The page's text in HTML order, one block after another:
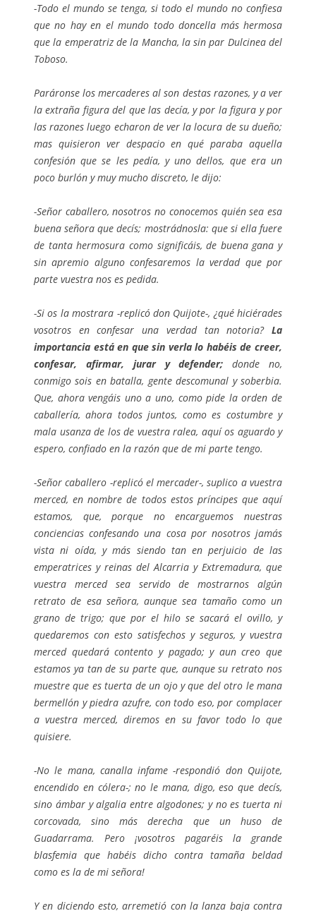
-Todo el mundo se tenga, si todo el mundo no confiesa
que no hay en el mundo todo doncella más hermosa
que la emperatriz de la Mancha, la sin par Dulcinea del
Toboso.
Paráronse los mercaderes al son destas razones, y a ver
la extraña figura del que las decía, y por la figura y por
las razones luego echaron de ver la locura de su dueño;
mas quisieron ver despacio en qué paraba aquella
confesión que se les pedía, y uno dellos, que era un
poco burlón y muy mucho discreto, le dijo:
-Señor caballero, nosotros no conocemos quién sea esa
buena señora que decís; mostrádnosla: que si ella fuere
de tanta hermosura como significáis, de buena gana y
sin apremio alguno confesaremos la verdad que por
parte vuestra nos es pedida.
-Si os la mostrara -replicó don Quijote-, ¿qué hiciérades
vosotros en confesar una verdad tan notoria? La
importancia está en que sin verla lo habéis de creer,
confesar, afirmar, jurar y defender; donde no,
conmigo sois en batalla, gente descomunal y soberbia.
Que, ahora vengáis uno a uno, como pide la orden de
caballería, ahora todos juntos, como es costumbre y
mala usanza de los de vuestra ralea, aquí os aguardo y
espero, confiado en la razón que de mi parte tengo.
-Señor caballero -replicó el mercader-, suplico a vuestra
merced, en nombre de todos estos príncipes que aquí
estamos, que, porque no encarguemos nuestras
conciencias confesando una cosa por nosotros jamás
vista ni oída, y más siendo tan en perjuicio de las
emperatrices y reinas del Alcarria y Extremadura, que
vuestra merced sea servido de mostrarnos algún
retrato de esa señora, aunque sea tamaño como un
grano de trigo; que por el hilo se sacará el ovillo, y
quedaremos con esto satisfechos y seguros, y vuestra
merced quedará contento y pagado; y aun creo que
estamos ya tan de su parte que, aunque su retrato nos
muestre que es tuerta de un ojo y que del otro le mana
bermellón y piedra azufre, con todo eso, por complacer
a vuestra merced, diremos en su favor todo lo que
quisiere.
-No le mana, canalla infame -respondió don Quijote,
encendido en cólera-; no le mana, digo, eso que decís,
sino ámbar y algalia entre algodones; y no es tuerta ni
corcovada, sino más derecha que un huso de
Guadarrama. Pero ¡vosotros pagaréis la grande
blasfemia que habéis dicho contra tamaña beldad
como es la de mi señora!
Y en diciendo esto, arremetió con la lanza baja contra